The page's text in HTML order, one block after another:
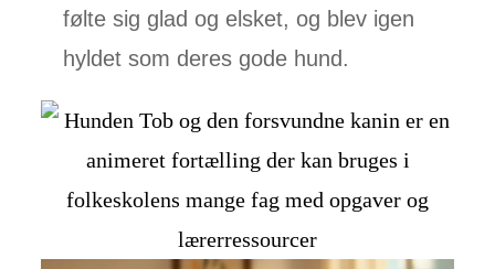
følte sig glad og elsket, og blev igen
hyldet som deres gode hund.